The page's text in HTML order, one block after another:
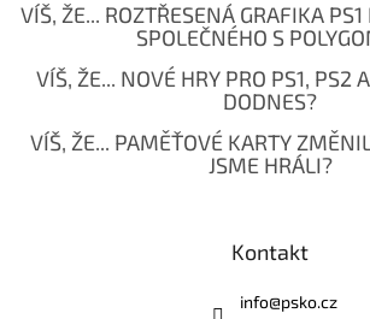
VÍŠ, ŽE... ROZTŘESENÁ GRAFIKA
SPOLEČNÉHO S
VÍŠ, ŽE... NOVÉ HRY PRO PS1, PS2
DODNES?
VÍŠ, ŽE... PAMĚŤOVÉ KARTY
JSME HRÁLI?
Kontakt
info@psko.cz